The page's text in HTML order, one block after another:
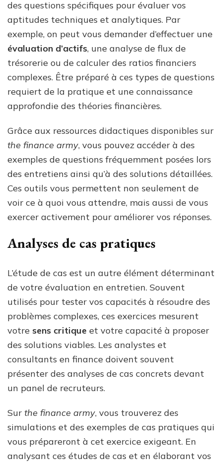
des questions spécifiques pour évaluer vos
aptitudes techniques et analytiques. Par
exemple, on peut vous demander d’effectuer une
évaluation d’actifs, une analyse de flux de
trésorerie ou de calculer des ratios financiers
complexes. Être préparé à ces types de questions
requiert de la pratique et une connaissance
approfondie des théories financières.
Grâce aux ressources didactiques disponibles sur
the finance army, vous pouvez accéder à des
exemples de questions fréquemment posées lors
des entretiens ainsi qu’à des solutions détaillées.
Ces outils vous permettent non seulement de
voir ce à quoi vous attendre, mais aussi de vous
exercer activement pour améliorer vos réponses.
Analyses de cas pratiques
L’étude de cas est un autre élément déterminant
de votre évaluation en entretien. Souvent
utilisés pour tester vos capacités à résoudre des
problèmes complexes, ces exercices mesurent
votre sens critique et votre capacité à proposer
des solutions viables. Les analystes et
consultants en finance doivent souvent
présenter des analyses de cas concrets devant
un panel de recruteurs.
Sur the finance army, vous trouverez des
simulations et des exemples de cas pratiques qui
vous prépareront à cet exercice exigeant. En
analysant ces études de cas et en élaborant vos